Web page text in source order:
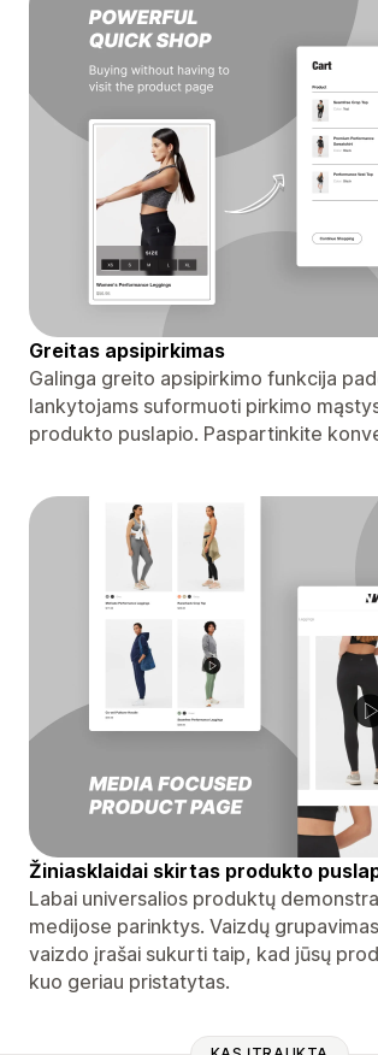
Greitas apsipirkimas
Galinga greito apsipirkimo funkcija
lankytojams suformuoti pirkimo
produkto puslapio. Paspartinkite
Žiniasklaidai skirtas produkto
Labai universalios produktų
medijose parinktys. Vaizdų
vaizdo įrašai sukurti taip, kad jūsų
kuo geriau pristatytas.